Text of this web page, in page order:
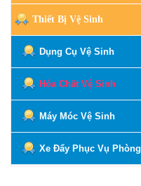
Thiết Bị Vệ Sinh
Dụng Cụ Vệ Sinh
Hóa Chất Vệ Sinh
Máy Móc Vệ Sinh
Xe Đẩy Phục Vụ Phòng